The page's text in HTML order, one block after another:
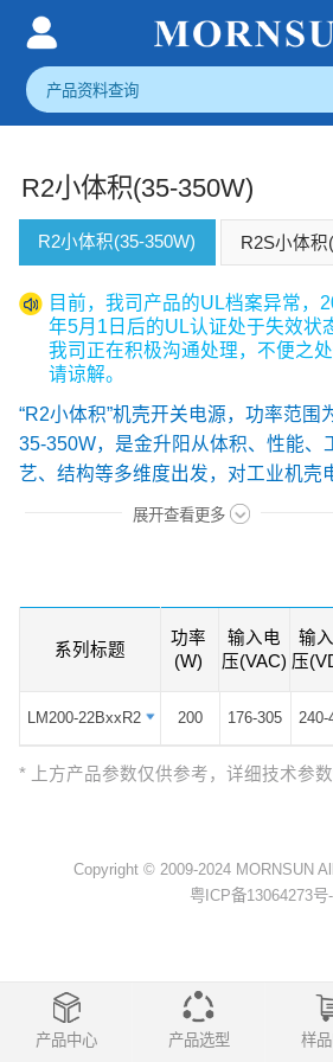
R2小体积(35-350W)
R2小体积(35-350W) R2S小体积
目前，我司产品的UL档案异常，
年5月1日后的UL认证处于失效状
我司正在积极沟通处理，不便之
请谅解。
“R2小体积”机壳开关电源，功率范围
35-350W，是金升阳从体积、性能、
艺、结构等多维度出发，对工业机壳
标准进行革新，为客户提供的超小型
满足国际IEC/EN61000-4、
IEC/UL/EN/BSEN62368、EN60335
——广泛应用于工控、LED、路灯控
1、输入电压范围：80-305VAC/100-
4、低待机功耗、高效率
5、4000VAC高隔离电压
展开查看更多
系列标题
功率
(W)
输入电
压(VAC)
输
压
LM200-22BxxR2 200 176-305 240-
* 上方产品参数仅供参考，详细技术参
系列标题
LM200-22BxxR2
产品中心 产品选型 样
Copyright © 2009-2024 MORNSUN
粤ICP备13064273号